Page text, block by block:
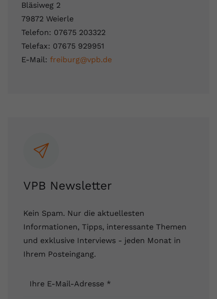
Bläsiweg 2
79872 Weierle
Telefon: 07675 203322
Telefax: 07675 929951
E-Mail: freiburg@vpb.de
VPB Newsletter
Kein Spam. Nur die aktuellesten
Informationen, Tipps, interessante Themen
und exklusive Interviews - jeden Monat in
Ihrem Posteingang.
Ihre E-Mail-Adresse *